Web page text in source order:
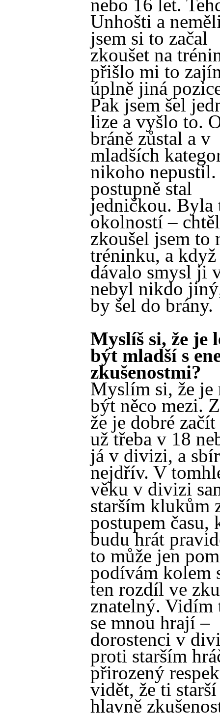
nebo 16 let.
Unhošti a
jsem si to začal
zkoušet na
přišlo mi to
úplně jiná
Pak jsem šel
lize a vyšlo to.
bráně zůstal a v
mladších
nikoho
postupně stal
jedničkou. Byla
okolností –
zkoušel jsem to
tréninku, a
dávalo smysl ji
nebyl nikdo
by šel do brány.
Myslíš si, že je
být mladší s
zkušenostmi?
Myslím si, že je
být něco mezi.
že je dobré začít
už třeba v 18
já v divizi, a
nejdřív. V
věku v divizi
starším klukům
postupem času,
budu hrát
to může jen
podívám kolem
ten rozdíl ve
znatelný.
se mnou hrají –
dorostenci v
proti starším
přirozený
vidět, že ti
hlavně